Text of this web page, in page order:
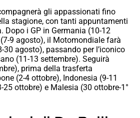
gli appassionati fino
stagione, con tanti appuntamenti
Dopo i GP in Germania (10-12
9 agosto), il Motomondiale farà
30 agosto), passando per l’iconico
(11-13 settembre). Seguirà
prima della trasferta
(2-4 ottobre), Indonesia (9-11
ottobre) e Malesia (30 ottobre-1°